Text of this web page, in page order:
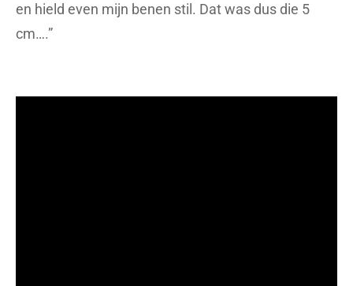
en hield even mijn benen stil. Dat was dus die 5
cm….”